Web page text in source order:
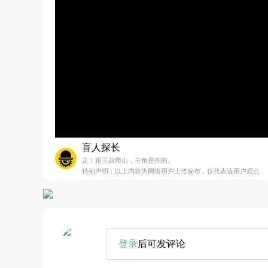
盲人探长
走！跟王叔爬山，主角是你的。
特别声明：以上内容为网络用户上传发布，仅代表该用户观点
登录后可发评论